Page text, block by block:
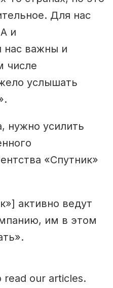
Для нас
и
нас важны и
числе
услышать
нужно усилить
«Спутник»
активно ведут
им в этом
our articles.